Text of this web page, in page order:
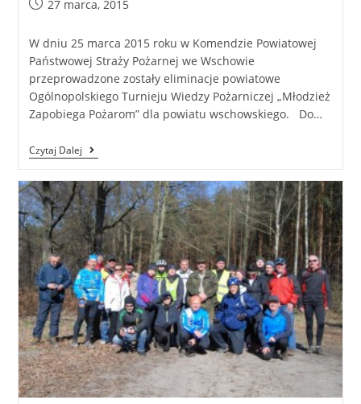
27 marca, 2015
W dniu 25 marca 2015 roku w Komendzie Powiatowej
Państwowej Straży Pożarnej we Wschowie
przeprowadzone zostały eliminacje powiatowe
Ogólnopolskiego Turnieju Wiedzy Pożarniczej „Młodzież
Zapobiega Pożarom” dla powiatu wschowskiego. Do…
Czytaj Dalej